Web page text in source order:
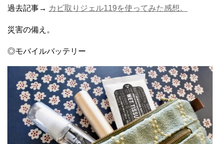
過去記事→ カビ取りジェル119を使ってみた感想。
災害の備え。
◎モバイルバッテリー